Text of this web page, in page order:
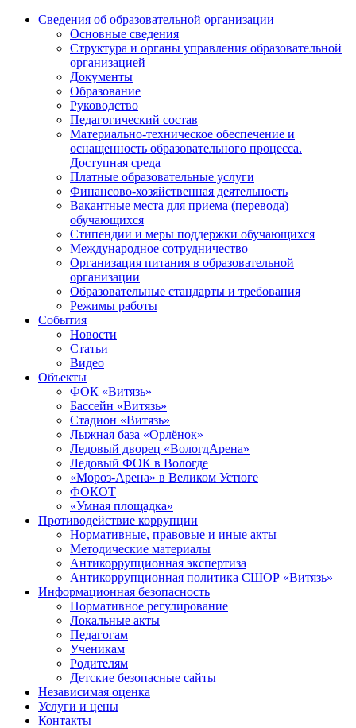
Сведения об образовательной организации
Основные сведения
Структура и органы управления образовательной
организацией
Документы
Образование
Руководство
Педагогический состав
Материально-техническое обеспечение и
оснащенность образовательного процесса.
Доступная среда
Платные образовательные услуги
Финансово-хозяйственная деятельность
Вакантные места для приема (перевода)
обучающихся
Стипендии и меры поддержки обучающихся
Международное сотрудничество
Организация питания в образовательной
организации
Образовательные стандарты и требования
Режимы работы
События
Новости
Статьи
Видео
Объекты
ФОК «Витязь»
Бассейн «Витязь»
Стадион «Витязь»
Лыжная база «Орлёнок»
Ледовый дворец «ВологдАрена»
Ледовый ФОК в Вологде
«Мороз-Арена» в Великом Устюге
ФОКОТ
«Умная площадка»
Противодействие коррупции
Нормативные, правовые и иные акты
Методические материалы
Антикоррупционная экспертиза
Антикоррупционная политика СШОР «Витязь»
Информационная безопасность
Нормативное регулирование
Локальные акты
Педагогам
Ученикам
Родителям
Детские безопасные сайты
Независимая оценка
Услуги и цены
Контакты